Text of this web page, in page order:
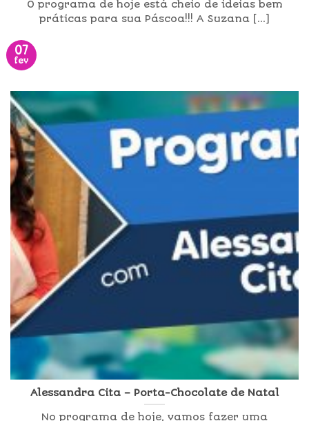
O programa de hoje está cheio de ideias bem
práticas para sua Páscoa!!! A Suzana [...]
07
fev
Alessandra Cita – Porta-Chocolate de Natal
No programa de hoje, vamos fazer uma